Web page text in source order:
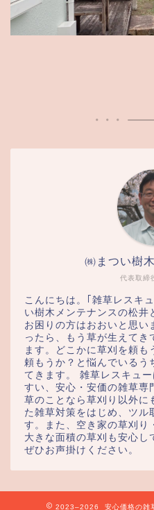
代表取締
㈱まつい樹
こんにちは。｢雑草レスキ
い樹木メンテナンスの松井
お困りの方はおおいと思い
ったら、もう草が生えてき
ます。どこかに草刈を頼も
頼もうか？と悩んでいるう
てきます。 雑草レスキュ
すい、安心・安価の雑草専
草のことなら草刈り以外に
た雑草対策をはじめ、ツル
す。また、空き家の草刈り
大きな面積の草刈も安心し
ぜひお声掛けください。
2023–2026 安心価格の雑